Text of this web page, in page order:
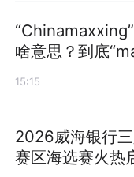
啥意思？到底
15:15
2026威海银行
赛区海选赛火热